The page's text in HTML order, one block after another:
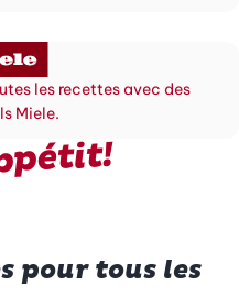
les recettes avec des
Miele.
pour tous les